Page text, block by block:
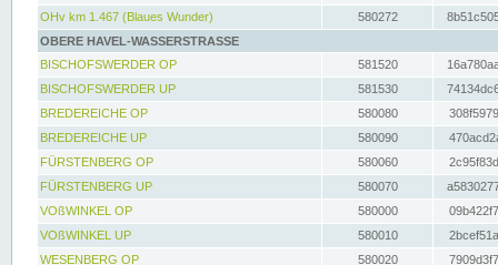
OHv km 1.467 (Blaues Wunder)
580272
OBERE HAVEL-WASSERSTRASSE
BISCHOFSWERDER OP
581520
BISCHOFSWERDER UP
581530
BREDEREICHE OP
580080
BREDEREICHE UP
580090
FÜRSTENBERG OP
580060
FÜRSTENBERG UP
580070
VOßWINKEL OP
580000
VOßWINKEL UP
580010
WESENBERG OP
580020